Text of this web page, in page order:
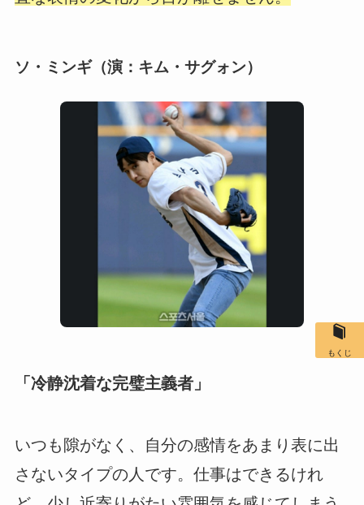
ソ・ミンギ（演：キム・サグォン）
「冷静沈着な完璧主義者」
いつも隙がなく、自分の感情をあまり表に出
さないタイプの人です。仕事はできるけれ
もくじ